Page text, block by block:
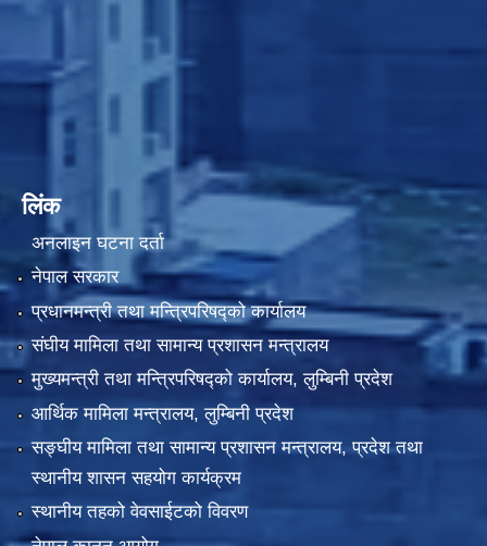
लिंक
अनलाइन घटना दर्ता
नेपाल सरकार
प्रधानमन्त्री तथा मन्त्रिपरिषद्को कार्यालय
संघीय मामिला तथा सामान्य प्रशासन मन्त्रालय
मुख्यमन्त्री तथा मन्त्रिपरिषद्को कार्यालय, लुम्बिनी प्रदेश
आर्थिक मामिला मन्त्रालय, लुम्बिनी प्रदेश
सङ्घीय मामिला तथा सामान्य प्रशासन मन्त्रालय, प्रदेश तथा
स्थानीय शासन सहयोग कार्यक्रम
स्थानीय तहको वेवसाईटको विवरण